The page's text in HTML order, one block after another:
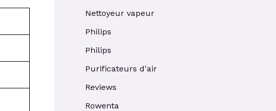
Nettoyeur vapeur
Philips
Philips
Purificateurs d'air
Reviews
Rowenta